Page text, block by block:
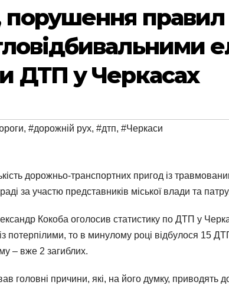
правил
ДТП у Черкасах
, #дорожній рух, #дтп, #Черкаси
дорожньо-транспортних пригод із
за участю представників міської влади та
Кокоба оголосив статистику по ДТП у
то в минулому році відбулося 15
– вже 2 загиблих.
головні причини, які, на його думку, приводять